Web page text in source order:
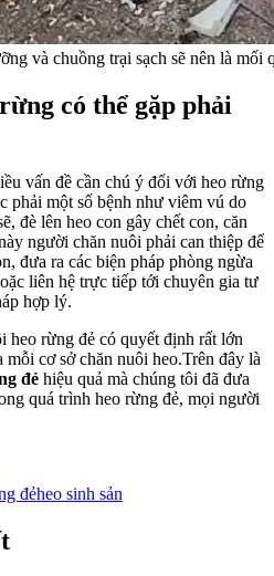
và chuồng trại sạch sẽ nên là mối
có thể gặp phải
vấn đề cần chú ý đối với heo rừng
phải một số bệnh như viêm vú do
đè lên heo con gây chết con, căn
người chăn nuôi phải can thiệp để
đưa ra các biện pháp phòng ngừa
liên hệ trực tiếp tới chuyên gia tư
hợp lý.
heo rừng đẻ có quyết định rất lớn
mỗi cơ sở chăn nuôi heo.Trên đây là
đẻ hiệu quả mà chúng tôi đã đưa
quá trình heo rừng đẻ, mọi người
đẻheo sinh sản